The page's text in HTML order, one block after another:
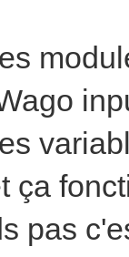
ça
pas